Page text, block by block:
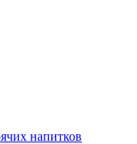
напитков